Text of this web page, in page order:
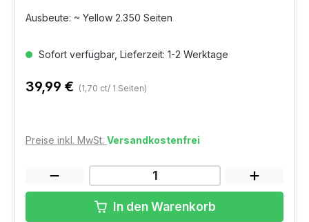
Ausbeute: ~ Yellow 2.350 Seiten
Sofort verfügbar, Lieferzeit: 1-2 Werktage
39,99 € (1,70 ct/ 1 Seiten)
Preise inkl. MwSt. Versandkostenfrei
In den Warenkorb